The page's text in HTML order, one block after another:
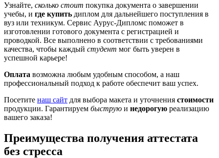
Узнайте, сколько стоит покупка документа о завершении
учебы, и где купить диплом для дальнейшего поступления в
вуз или техникум. Сервис Аурус-Дипломс поможет в
изготовлении готового документа с регистрацией и
проводкой. Все выполнено в соответствии с требованиями
качества, чтобы каждый студент мог быть уверен в
успешной карьере!
Оплата возможна любым удобным способом, а наш
профессиональный подход к работе обеспечит ваш успех.
Посетите наш сайт для выбора макета и уточнения стоимости
продукции. Гарантируем быструю и недорогую реализацию
вашего заказа!
Преимущества получения аттестата
без стресса